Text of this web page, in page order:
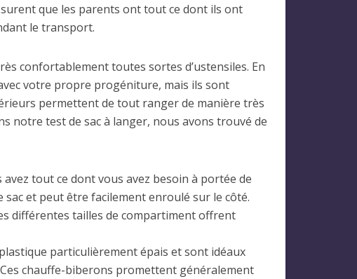
que les parents ont tout ce dont ils ont
le transport.
confortablement toutes sortes d’ustensiles. En
votre propre progéniture, mais ils sont
permettent de tout ranger de manière très
notre test de sac à langer, nous avons trouvé de
tout ce dont vous avez besoin à portée de
et peut être facilement enroulé sur le côté.
différentes tailles de compartiment offrent
particulièrement épais et sont idéaux
chauffe-biberons promettent généralement